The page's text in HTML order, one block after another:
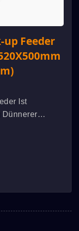
up Feeder
Ist
Die